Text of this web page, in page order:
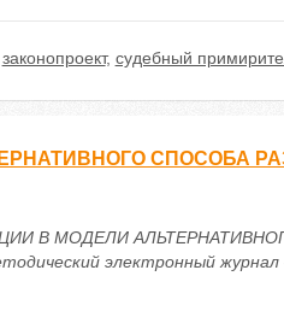
законопроект, судебный
СПОСОБА
В МОДЕЛИ
электронный журнал